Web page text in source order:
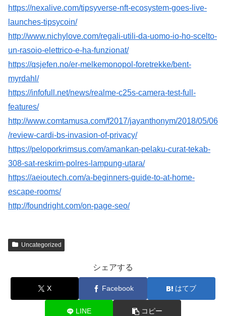
https://nexalive.com/tipsyverse-nft-ecosystem-goes-live-
launches-tipsycoin/
http://www.nichylove.com/regali-utili-da-uomo-io-ho-scelto-
un-rasoio-elettrico-e-ha-funzionat/
https://qsjefen.no/er-melkemonopol-foretrekke/bent-
myrdahl/
https://infofull.net/news/realme-c25s-camera-test-full-
features/
http://www.comtamusa.com/f2017/jayanthonym/2018/05/06
/review-cardi-bs-invasion-of-privacy/
https://peloporkrimsus.com/amankan-pelaku-curat-tekab-
308-sat-reskrim-polres-lampung-utara/
https://aeioutech.com/a-beginners-guide-to-at-home-
escape-rooms/
http://foundright.com/on-page-seo/
Uncategorized
シェアする
X Facebook はてブ
LINE コピー